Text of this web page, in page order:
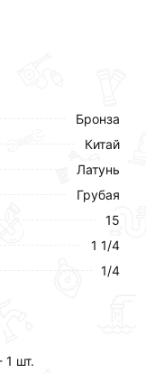
Бронза
Китай
Латунь
Грубая
15
1 1/4
1/4
1 шт.